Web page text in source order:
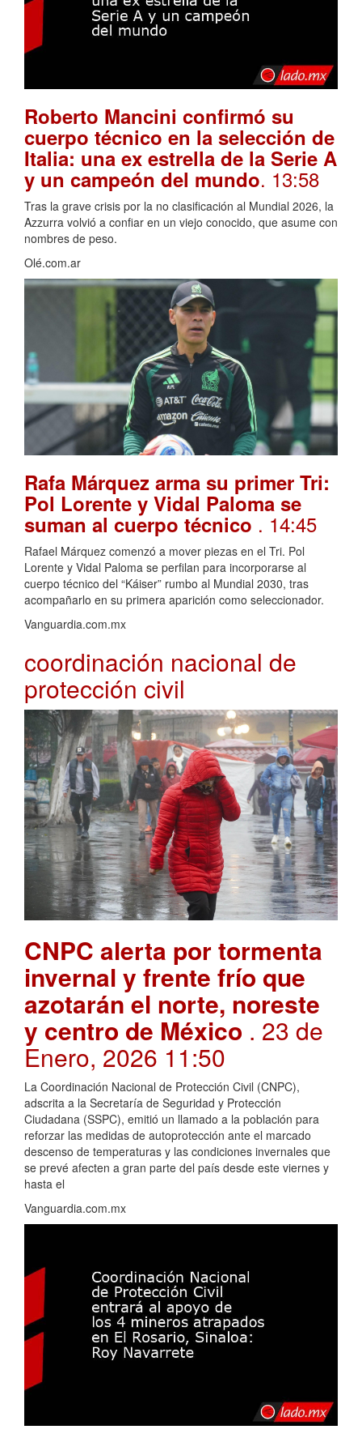
Roberto Mancini confirmó su
cuerpo técnico en la selección de
Italia: una ex estrella de la Serie A
y un campeón del mundo. 13:58
Tras la grave crisis por la no clasificación al Mundial 2026, la
Azzurra volvió a confiar en un viejo conocido, que asume con
nombres de peso.
Olé.com.ar
Rafa Márquez arma su primer Tri:
Pol Lorente y Vidal Paloma se
suman al cuerpo técnico . 14:45
Rafael Márquez comenzó a mover piezas en el Tri. Pol
Lorente y Vidal Paloma se perfilan para incorporarse al
cuerpo técnico del “Káiser” rumbo al Mundial 2030, tras
acompañarlo en su primera aparición como seleccionador.
Vanguardia.com.mx
coordinación nacional de
protección civil
CNPC alerta por tormenta
invernal y frente frío que
azotarán el norte, noreste
y centro de México . 23 de
Enero, 2026 11:50
La Coordinación Nacional de Protección Civil (CNPC),
adscrita a la Secretaría de Seguridad y Protección
Ciudadana (SSPC), emitió un llamado a la población para
reforzar las medidas de autoprotección ante el marcado
descenso de temperaturas y las condiciones invernales que
se prevé afecten a gran parte del país desde este viernes y
hasta el
Vanguardia.com.mx